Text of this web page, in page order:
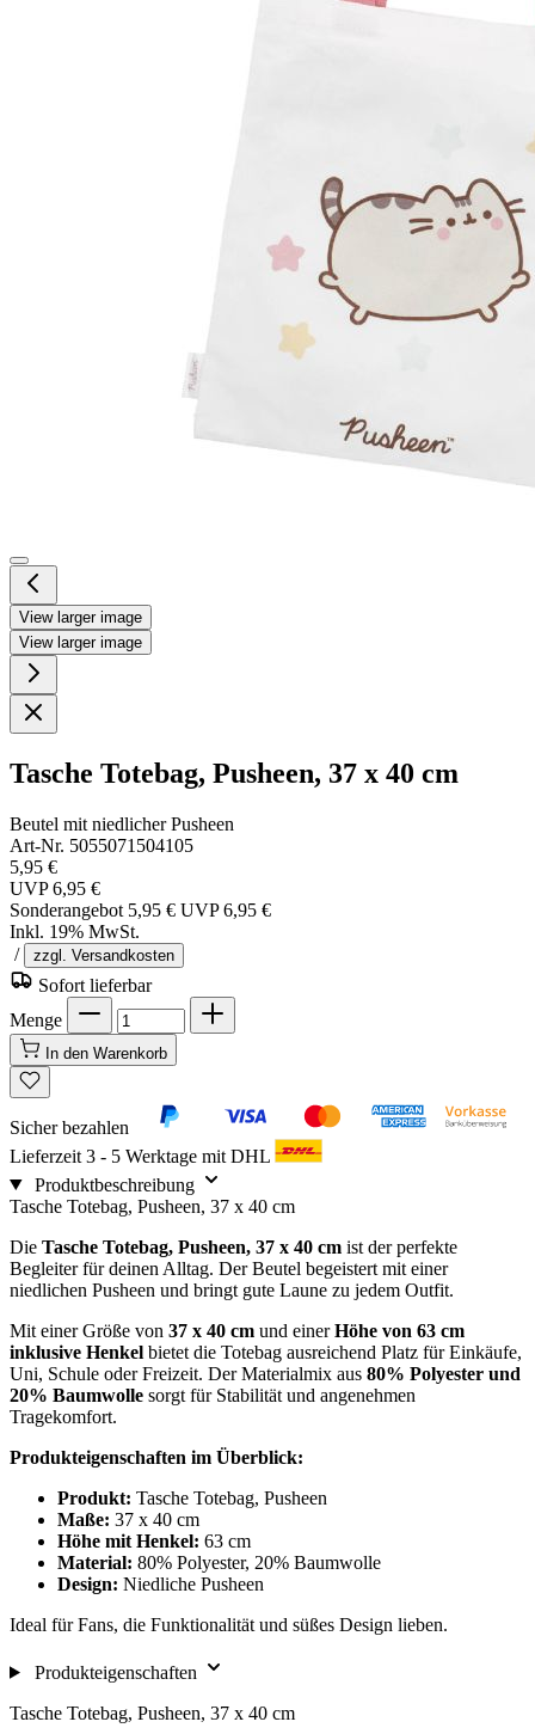
View larger image
View larger image
Tasche Totebag, Pusheen, 37 x 40 cm
Beutel mit niedlicher Pusheen
Art-Nr. 5055071504105
5,95 €
UVP 6,95 €
Sonderangebot 5,95 € UVP 6,95 €
Inkl. 19% MwSt.
/
zzgl. Versandkosten
Sofort lieferbar
Menge
In den Warenkorb
Sicher bezahlen
Lieferzeit 3 - 5 Werktage mit DHL
Produktbeschreibung
Tasche Totebag, Pusheen, 37 x 40 cm
Die Tasche Totebag, Pusheen, 37 x 40 cm ist der perfekte
Begleiter für deinen Alltag. Der Beutel begeistert mit einer
niedlichen Pusheen und bringt gute Laune zu jedem Outfit.
Mit einer Größe von 37 x 40 cm und einerHöhe von 63 cm
inklusive Henkel bietet die Totebag ausreichend Platz für Einkäufe,
Uni, Schule oder Freizeit. Der Materialmix aus 80% Polyester und
20% Baumwolle sorgt für Stabilität und angenehmen
Tragekomfort.
Produkteigenschaften im Überblick:
Produkt: Tasche Totebag, Pusheen
Maße: 37 x 40 cm
Höhe mit Henkel: 63 cm
Material: 80% Polyester, 20% Baumwolle
Design: Niedliche Pusheen
Ideal für Fans, die Funktionalität und süßes Design lieben.
Produkteigenschaften
Tasche Totebag, Pusheen, 37 x 40 cm